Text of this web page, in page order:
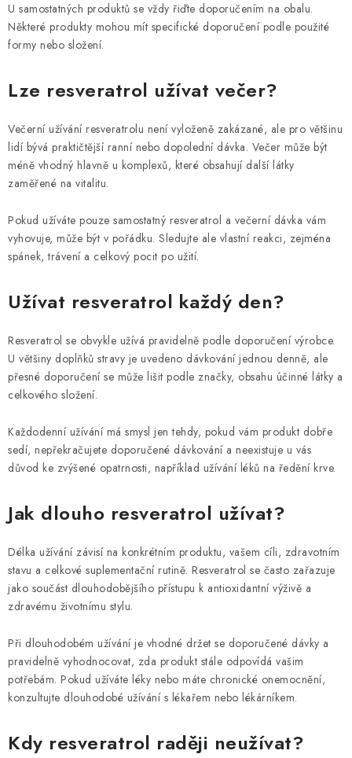
U samostatných produktů se vždy řiďte doporučením na obalu.
Některé produkty mohou mít specifické doporučení podle použité
formy nebo složení.
Lze resveratrol užívat večer?
Večerní užívání resveratrolu není vyloženě zakázané, ale pro většinu
lidí bývá praktičtější ranní nebo dopolední dávka. Večer může být
méně vhodný hlavně u komplexů, které obsahují další látky
zaměřené na vitalitu.
Pokud užíváte pouze samostatný resveratrol a večerní dávka vám
vyhovuje, může být v pořádku. Sledujte ale vlastní reakci, zejména
spánek, trávení a celkový pocit po užití.
Užívat resveratrol každý den?
Resveratrol se obvykle užívá pravidelně podle doporučení výrobce.
U většiny doplňků stravy je uvedeno dávkování jednou denně, ale
přesné doporučení se může lišit podle značky, obsahu účinné látky a
celkového složení.
Každodenní užívání má smysl jen tehdy, pokud vám produkt dobře
sedí, nepřekračujete doporučené dávkování a neexistuje u vás
důvod ke zvýšené opatrnosti, například užívání léků na ředění krve.
Jak dlouho resveratrol užívat?
Délka užívání závisí na konkrétním produktu, vašem cíli, zdravotním
stavu a celkové suplementační rutině. Resveratrol se často zařazuje
jako součást dlouhodobějšího přístupu k antioxidantní výživě a
zdravému životnímu stylu.
Při dlouhodobém užívání je vhodné držet se doporučené dávky a
pravidelně vyhodnocovat, zda produkt stále odpovídá vašim
potřebám. Pokud užíváte léky nebo máte chronické onemocnění,
konzultujte dlouhodobé užívání s lékařem nebo lékárníkem.
Kdy resveratrol raději neužívat?